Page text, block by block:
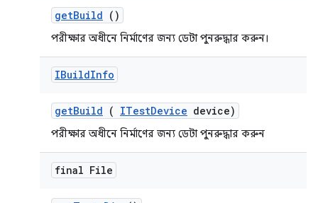
getBuild ()
পরীক্ষার অধীনে নির্মাণের জন্য ডেটা পুনরুদ্ধার করুন।
IBuildInfo
getBuild ( ITestDevice device)
পরীক্ষার অধীনে নির্মাণের জন্য ডেটা পুনরুদ্ধার করুন
final File